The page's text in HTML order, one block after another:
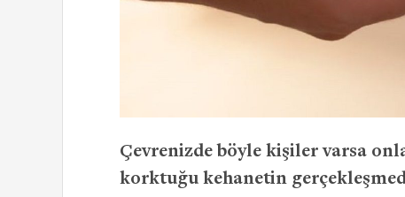
Çevrenizde böyle kişiler varsa
korktuğu kehanetin